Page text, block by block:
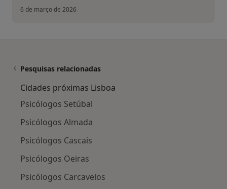
6 de março de 2026
Pesquisas relacionadas
Cidades próximas Lisboa
Psicólogos Setúbal
Psicólogos Almada
Psicólogos Cascais
Psicólogos Oeiras
Psicólogos Carcavelos